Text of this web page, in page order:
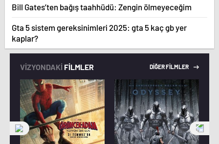
Bill Gates’ten bağış taahhüdü: Zengin ölmeyeceğim
Gta 5 sistem gereksinimleri 2025: gta 5 kaç gb yer
kaplar?
VİZYONDAKİ FİLMLER DİĞER FİLMLER